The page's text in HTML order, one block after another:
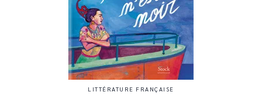
LITTÉRATURE FRANÇAISE